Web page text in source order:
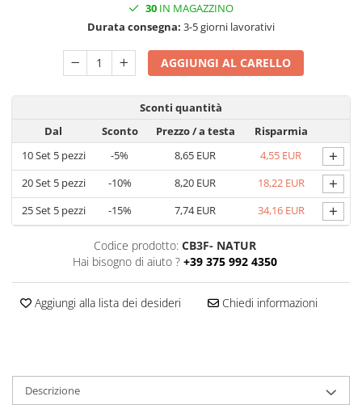
Scatole Cubo per Bomboniere
Scatole per Caramelle e Dolci
Scatole per Confezioni Regalo
Scatole per Macarons e Praline
Scatole con Cassetto e Inserto per 4
Praline
Scatole con Cassetto per Praline
Scatole Medie e Grandi per 10–40
Scatole per 5–6 Macarons con
Finestra Decorata Effetto Pizzo
Scatole Piccole con Nastro e
Scatole per Panettone
30 IN MAGAZZINO
Durata consegna: 3-5 giorni lavorativi
AGGIUNGI AL CARELLO
Sconti quantità
Dal
Sconto Prezzo/ a testa
Risparmia
10Set 5 pezzi -5% 8,65 EUR 4,55 EUR +
20Set 5 pezzi -10% 8,20 EUR 18,22 EUR +
25Set 5 pezzi -15% 7,74 EUR 34,16 EUR +
Codice prodotto: CB3F- NATUR
Hai bisogno di aiuto ? +39 375 992 4350
Aggiungi alla lista dei desideri Chiedi informazioni
Descrizione